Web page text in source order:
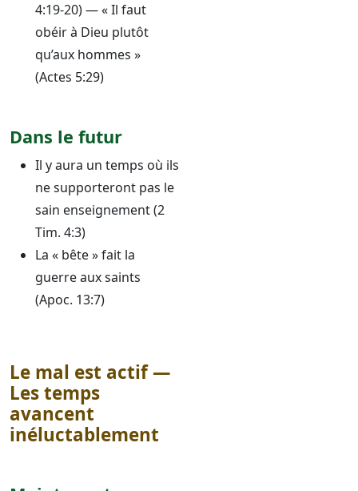
4:19-20) — « Il faut
obéir à Dieu plutôt
qu’aux hommes »
(Actes 5:29)
Dans le futur
Il y aura un temps où ils
ne supporteront pas le
sain enseignement (2
Tim. 4:3)
La « bête » fait la
guerre aux saints
(Apoc. 13:7)
Le mal est actif —
Les temps
avancent
inéluctablement